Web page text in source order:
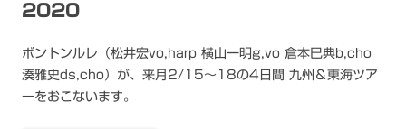
2020
ボントンルレ（松井宏vo,harp 横山一明g,vo 倉本巳典b,cho
湊雅史ds,cho）が、来月2/15〜18の4日間 九州＆東海ツア
ーをおこないます。